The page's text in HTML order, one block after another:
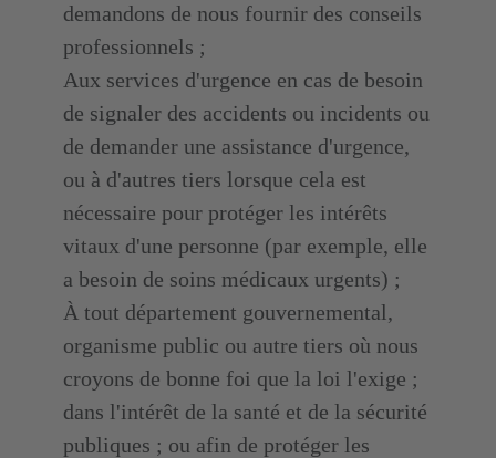
demandons de nous fournir des conseils
professionnels ;
Aux services d'urgence en cas de besoin
de signaler des accidents ou incidents ou
de demander une assistance d'urgence,
ou à d'autres tiers lorsque cela est
nécessaire pour protéger les intérêts
vitaux d'une personne (par exemple, elle
a besoin de soins médicaux urgents) ;
À tout département gouvernemental,
organisme public ou autre tiers où nous
croyons de bonne foi que la loi l'exige ;
dans l'intérêt de la santé et de la sécurité
publiques ; ou afin de protéger les